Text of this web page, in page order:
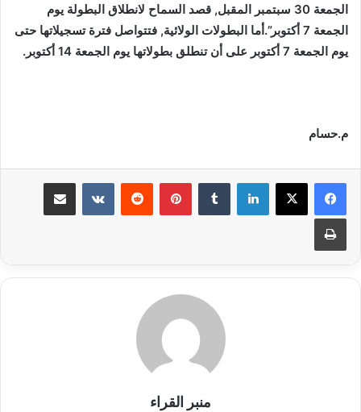
الجمعة 30 سبتمبر المقبل, قصد السماح لانطلاق البطولة يوم
الجمعة 7 أكتوبر”.أما البطولات الولائية, فتتواصل فترة تسجيلاتها حتى
يوم الجمعة 7 أكتوبر على أن تنطلق بطولاتها يوم الجمعة 14 أكتوبر.
م.حسام
لينكدإن بينتيريست
طباعة
منبر القراء